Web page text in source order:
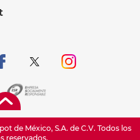
de México, S.A. de C.V. Todos los
reservados.